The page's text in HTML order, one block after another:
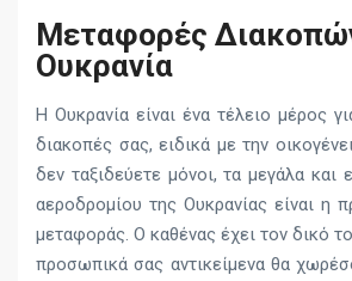
Μεταφορές
Ουκρανία
Η Ουκρανία είναι ένα τέλειο μέρος
διακοπές σας, ειδικά με την
δεν ταξιδεύετε μόνοι, τα μεγάλα και
αεροδρομίου της Ουκρανίας είναι η
μεταφοράς. Ο καθένας έχει τον δικό
προσωπικά σας αντικείμενα θα